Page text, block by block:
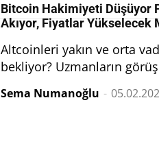
Bitcoin Hakimiyeti Düşüyor
Akıyor, Fiyatlar Yükselecek
Altcoinleri yakın ve orta
bekliyor? Uzmanların
Sema Numanoğlu -